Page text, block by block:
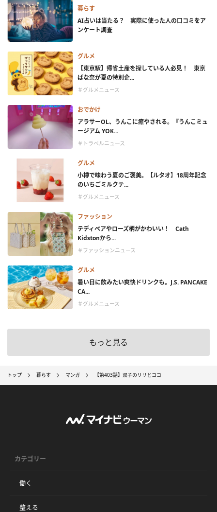
暮らす
AI占いは当たる？ 実際に使った人の口コミをア
ンケート調査
グルメ
【東京駅】帰省土産を探している人必見！ 東京
ばな奈が夏の特別企...
＃グルメニュース
おでかけ
アラサーOL、うんこに癒やされる。『うんこミュ
ージアム YOK...
＃トラベルニュース
グルメ
小樽で味わう夏のご褒美。【ルタオ】18周年記念
のいちごミルクテ...
＃グルメニュース
ファッション
テディベアやローズ柄がかわいい！ Cath
Kidstonから...
＃ファッションニュース
グルメ
暑い日に飲みたい爽快ドリンクも。J.S. PANCAKE
CA...
＃グルメニュース
もっと見る
トップ 暮らす マンガ 【第403話】双子のリリとココ
カテゴリー
働く
整える